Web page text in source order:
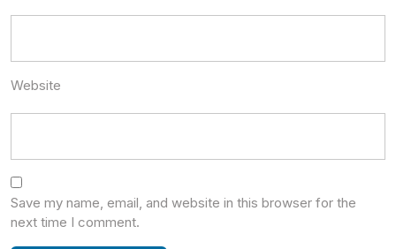
Website
Save my name, email, and website in this browser for the
next time I comment.